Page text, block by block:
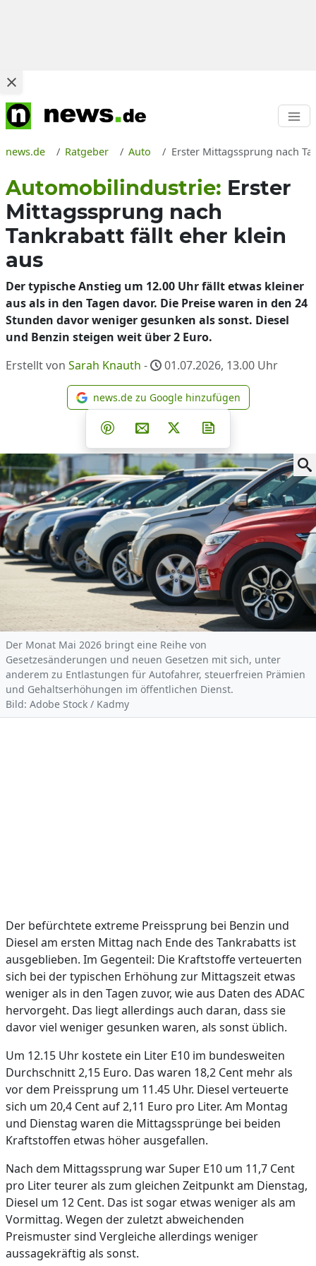
news.de Ratgeber Auto Erster Mittagssprung nach
Automobilindustrie: Erster
Mittagssprung nach
Tankrabatt fällt eher klein
aus
Der typische Anstieg um 12.00 Uhr fällt etwas kleiner
aus als in den Tagen davor. Die Preise waren in den 24
Stunden davor weniger gesunken als sonst. Diesel
und Benzin steigen weit über 2 Euro.
Erstellt von Sarah Knauth - 01.07.2026, 13.00 Uhr
news.de zu Google
news.de zu Google hinzufügen
Teilen auf Facebook
Teilen auf Whatsapp
Teilen auf Telegram
Teilen auf Pinterest
Per E-Mail teilen
Post auf X
Der Monat Mai 2026 bringt eine Reihe von
Gesetzesänderungen und neuen Gesetzen mit sich, unter
anderem zu Entlastungen für Autofahrer, steuerfreien Prämien
und Gehaltserhöhungen im öffentlichen Dienst.
Bild: Adobe Stock / Kadmy
Der befürchtete extreme Preissprung bei Benzin und
Diesel am ersten Mittag nach Ende des Tankrabatts ist
ausgeblieben. Im Gegenteil: Die Kraftstoffe verteuerten
sich bei der typischen Erhöhung zur Mittagszeit etwas
weniger als in den Tagen zuvor, wie aus Daten des ADAC
hervorgeht. Das liegt allerdings auch daran, dass sie
davor viel weniger gesunken waren, als sonst üblich.
Um 12.15 Uhr kostete ein Liter E10 im bundesweiten
Durchschnitt 2,15 Euro. Das waren 18,2 Cent mehr als
vor dem Preissprung um 11.45 Uhr. Diesel verteuerte
sich um 20,4 Cent auf 2,11 Euro pro Liter. Am Montag
und Dienstag waren die Mittagssprünge bei beiden
Kraftstoffen etwas höher ausgefallen.
Nach dem Mittagssprung war Super E10 um 11,7 Cent
pro Liter teurer als zum gleichen Zeitpunkt am Dienstag,
Diesel um 12 Cent. Das ist sogar etwas weniger als am
Vormittag. Wegen der zuletzt abweichenden
Preismuster sind Vergleiche allerdings weniger
aussagekräftig als sonst.